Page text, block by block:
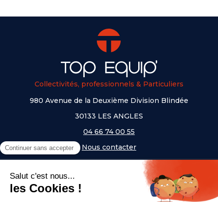
Collectivités, professionnels & Particuliers
980 Avenue de la Deuxième Division Blindée
30133 LES ANGLES
04 66 74 00 55
Nous contacter